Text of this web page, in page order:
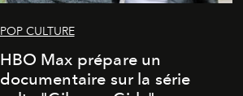
POP CULTURE
HBO Max prépare un
documentaire sur la série